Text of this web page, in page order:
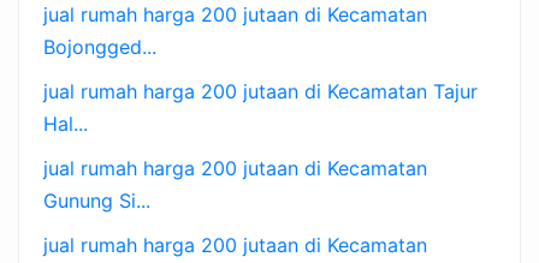
jual rumah harga 200 jutaan di Kecamatan
Bojongged...
jual rumah harga 200 jutaan di Kecamatan Tajur
Hal...
jual rumah harga 200 jutaan di Kecamatan
Gunung Si...
jual rumah harga 200 jutaan di Kecamatan